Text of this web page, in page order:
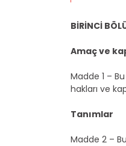
BİRİNCİ
Amaç ve
Madde 1 –
hakları ve
Tanımlar
Madde 2 –